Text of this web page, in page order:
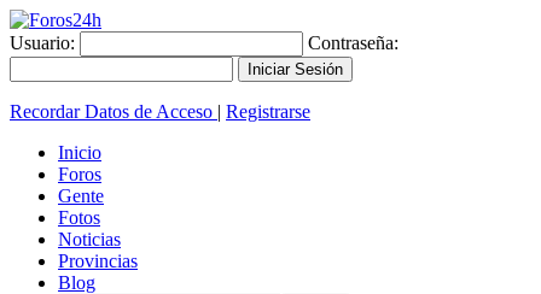
Usuario: Contraseña:
Recordar Datos de Acceso | Registrarse
Inicio
Foros
Gente
Fotos
Noticias
Provincias
Blog